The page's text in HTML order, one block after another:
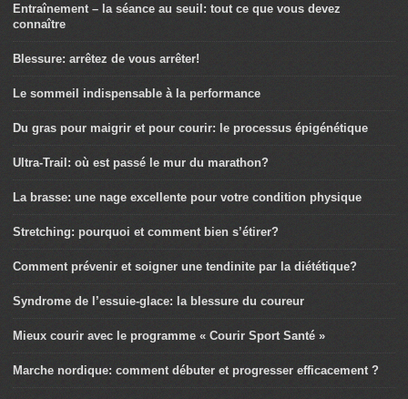
Entraînement – la séance au seuil: tout ce que vous devez
connaître
Blessure: arrêtez de vous arrêter!
Le sommeil indispensable à la performance
Du gras pour maigrir et pour courir: le processus épigénétique
Ultra-Trail: où est passé le mur du marathon?
La brasse: une nage excellente pour votre condition physique
Stretching: pourquoi et comment bien s’étirer?
Comment prévenir et soigner une tendinite par la diététique?
Syndrome de l’essuie-glace: la blessure du coureur
Mieux courir avec le programme « Courir Sport Santé »
Marche nordique: comment débuter et progresser efficacement ?